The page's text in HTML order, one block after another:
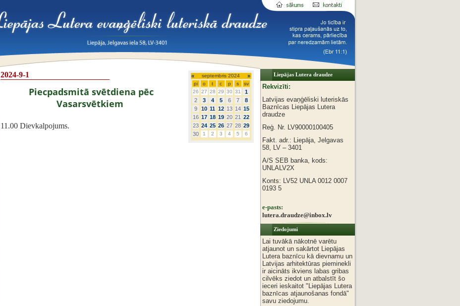
« septembris 2024 »
pi o t c p s
sv
26 27 28 29 30 31
1
2
3 4 5 6 7
8
9
10 11 12 13 14 15
16 17 18 19 20 21 22
23 24 25 26 27 28 29
30
1 2 3 4 5 6
2024-9-1
Piecpadsmitā svētdiena pēc
Vasarsvētkiem
11.00 Dievkalpojums.
Liepājas Lutera draudze
Rekvizīti:
Latvijas evaņģēliski luteriskās
Baznīcas Liepājas Lutera
draudze
Reģ. Nr. LV90000100405
Fakt. adr.: Liepāja, Jelgavas
58, LV – 3401
A/S SEB banka, kods:
UNLALV2X
Konts: LV52 UNLA 0012 0007
0193 5
e-pasts:
lutera.draudze@inbox.lv
Ziedojumi
Lai tuvākā nākotnē varētu
atjaunot un sakārtot Liepājas
Lutera baznīcu kā dievnamu un
Latvijas arhitektūras pieminekli
ir aicināts ikviens labas gribas
cilvēks ziedot un atbalstīt šo
ieceri ieskaitot "Liepājas Lutera
baznīcas atjaunošanas fondā"
savu ziedojumu.